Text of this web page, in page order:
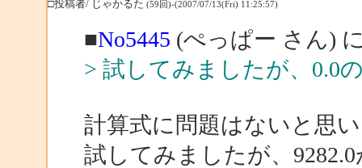
□投稿者/ じゃかるた (59回)-(2007/07/13(Fri) 11:25:57)
■No5445 (ぺっぱー さん)
> 試してみましたが、0.0
計算式に問題はないと思
試してみましたが、